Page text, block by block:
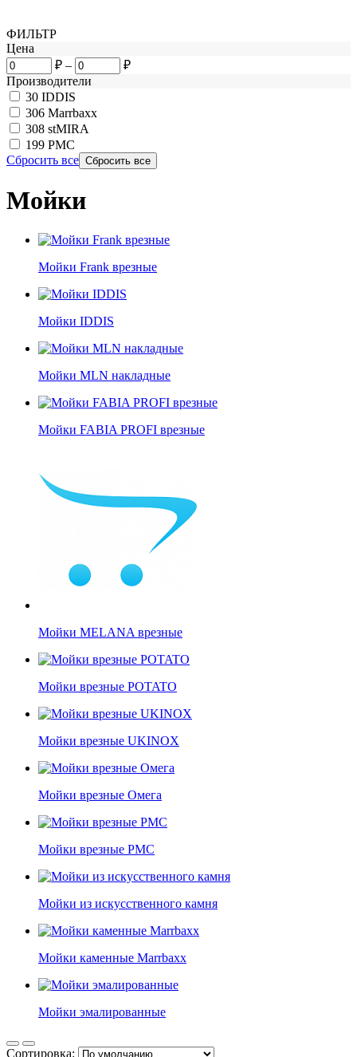
ФИЛЬТР
Цена
₽ –
₽
Производители
30 IDDIS
306 Marrbaxx
308 stMIRA
199 РМС
Сбросить все
Мойки
Мойки Frank врезные
Мойки IDDIS
Мойки MLN накладные
Мойки FABIA PROFI врезные
Мойки MELANA врезные
Мойки врезные POTATO
Мойки врезные UKINOX
Мойки врезные Омега
Мойки врезные РМС
Мойки из искусственного камня
Мойки каменные Marrbaxx
Мойки эмалированные
Сортировка: